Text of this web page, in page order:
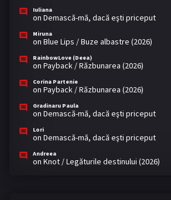
Iuliana
on Demască-mă, dacă eşti priceput
Miruna
on Blue Lips / Buze albastre (2026)
RainbowLove (Deea)
on Payback / Răzbunarea (2026)
Corina Partenie
on Payback / Răzbunarea (2026)
Gradinaru Paula
on Demască-mă, dacă eşti priceput
Lori
on Demască-mă, dacă eşti priceput
Andreea
on Knot / Legăturile destinului (2026)